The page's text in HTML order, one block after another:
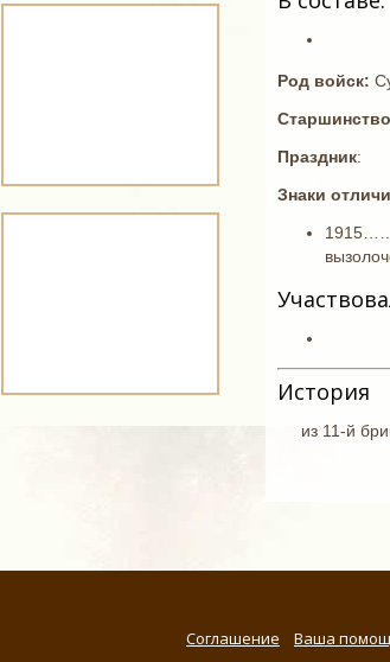
Род войск:
Старшинство
Праздник:
Знаки
История
из 11-й
Соглашение Ваша